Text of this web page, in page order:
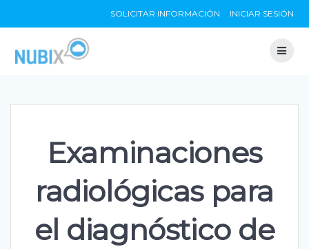
to
SOLICITAR INFORMACIÓN INICIAR SESIÓN
Examinaciones
radiológicas para
el diagnóstico de